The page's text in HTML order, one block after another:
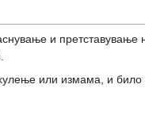
и
или измама, и било